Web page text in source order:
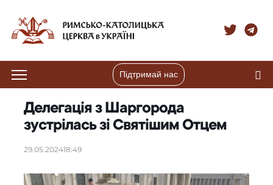
Підтримай нас
Делегація з Шаргорода
зустрілась зі Святішим Отцем
29.05.202418:49